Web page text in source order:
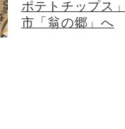
ポテトチップス
市「翁の郷」へ